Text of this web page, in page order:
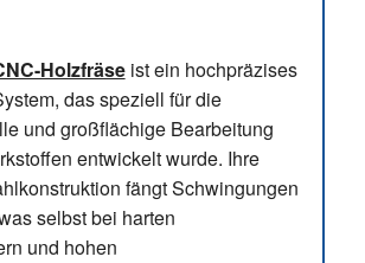
Holzfräseist ein hochpräzises
das speziell für die
und großflächige Bearbeitung
entwickelt wurde. Ihre
fängt Schwingungen
selbst bei harten
und hohen